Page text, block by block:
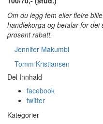
Om du legg fem eller fleire
handlekorga og betalar for
prosent rabatt.
Jennifer Makumbi
Tomm Kristiansen
Del Innhald
facebook
twitter
Kategorier